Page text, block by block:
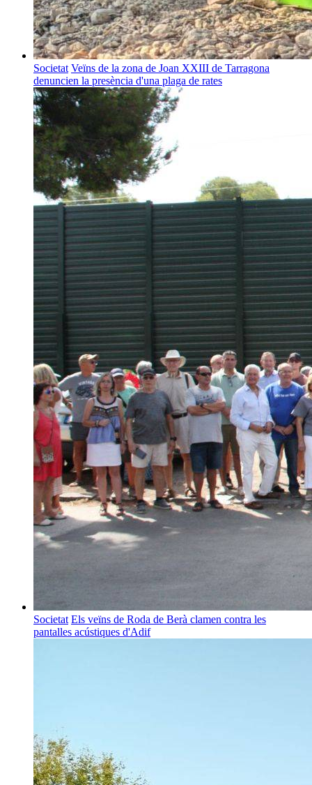
Societat Veïns de la zona de Joan XXIII de Tarragona
denuncien la presència d'una plaga de rates
Societat Els veïns de Roda de Berà clamen contra les
pantalles acústiques d'Adif